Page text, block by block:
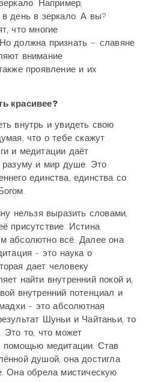
Например,
день в зеркало. А вы?
что многие
должна признать – славяне
внимание
проявление и их
красивее?
внутрь и увидеть свою
что о тебе скажут
и медитации даёт
разуму и мир душе. Это
единства, единства со
нельзя выразить словами,
присутствие. Истина
абсолютно всё. Далее она
- это наука о
дает человеку
найти внутренний покой и,
внутренний потенциал и
- это абсолютная
Шуньи и Чайтаньи, то
Это то, что может
помощью медитации. Став
душой, она достигла
Она обрела мистическую